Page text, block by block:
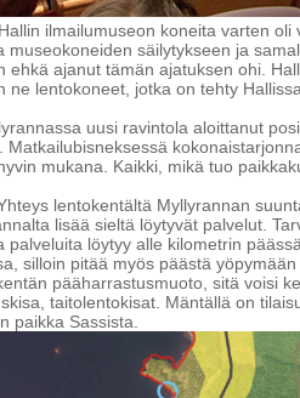
ilmailumuseon koneita varten
museokoneiden säilytykseen ja
ehkä ajanut tämän ajatuksen ohi.
ne lentokoneet, jotka on tehty
uusi ravintola aloittanut
Matkailubisneksessä
mukana. Kaikki, mikä tuo
lentokentältä Myllyrannan
lisää sieltä löytyvät palvelut.
palveluita löytyy alle kilometrin
silloin pitää myös päästä
pääharrastusmuoto, sitä voisi
taitolentokisat. Mäntällä on
paikka Sassista.